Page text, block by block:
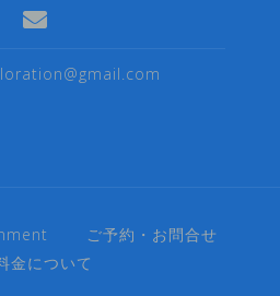
ご予約・お問合せ
金について